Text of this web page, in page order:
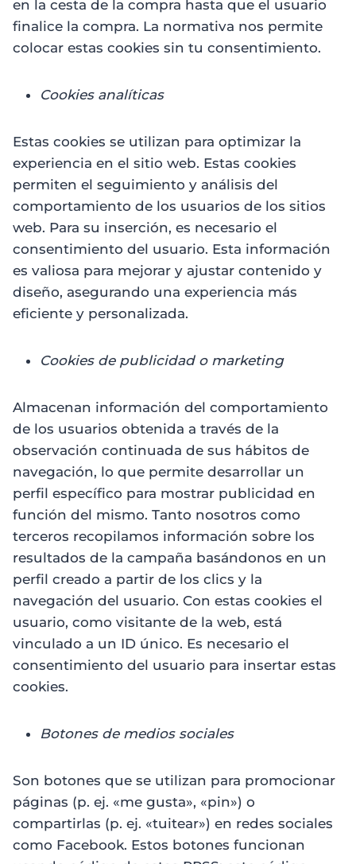
en la cesta de la compra hasta que el usuario
finalice la compra. La normativa nos permite
colocar estas cookies sin tu consentimiento.
Cookies analíticas
Estas cookies se utilizan para optimizar la
experiencia en el sitio web. Estas cookies
permiten el seguimiento y análisis del
comportamiento de los usuarios de los sitios
web. Para su inserción, es necesario el
consentimiento del usuario. Esta información
es valiosa para mejorar y ajustar contenido y
diseño, asegurando una experiencia más
eficiente y personalizada.
Cookies de publicidad o marketing
Almacenan información del comportamiento
de los usuarios obtenida a través de la
observación continuada de sus hábitos de
navegación, lo que permite desarrollar un
perfil específico para mostrar publicidad en
función del mismo. Tanto nosotros como
terceros recopilamos información sobre los
resultados de la campaña basándonos en un
perfil creado a partir de los clics y la
navegación del usuario. Con estas cookies el
usuario, como visitante de la web, está
vinculado a un ID único. Es necesario el
consentimiento del usuario para insertar estas
cookies.
Botones de medios sociales
Son botones que se utilizan para promocionar
páginas (p. ej. «me gusta», «pin») o
compartirlas (p. ej. «tuitear») en redes sociales
como Facebook. Estos botones funcionan